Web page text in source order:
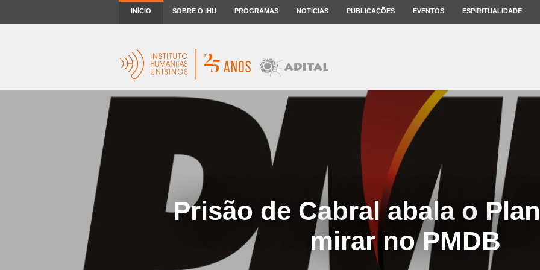
INÍCIO SOBRE O IHU PROGRAMAS NOTÍCIAS PUBLICAÇÕES EVENTOS ESPIRITUALIDADE
Prisão de Cabral abala o
mirar no PMDB